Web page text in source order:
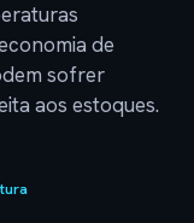
de
sofrer
aos estoques.